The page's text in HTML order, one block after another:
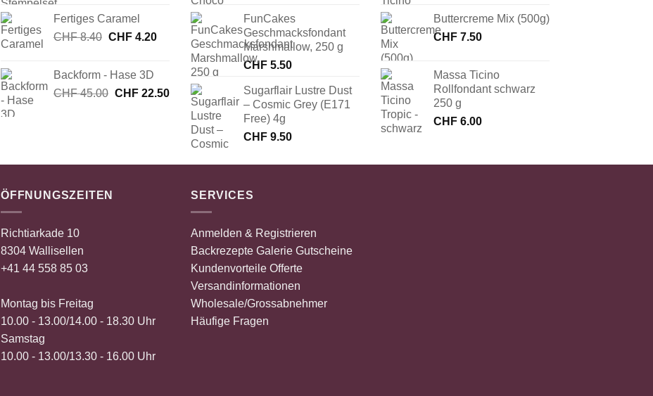
war:
CHF 24.00
Preis
CHF 12.00.
Fertiges Caramel
CHF8.40 Ursprünglicher
CHF 8.40
CHF4.20Aktueller
Backform - Hase 3D
CHF45.00 Ursprünglicher
CHF22.50Aktueller
Preis
CHF 22.50.
FunCakes
Geschmacksfondant
Marshmallow, 250 g
CHF 5.50
Sugarflair Lustre Dust
– Cosmic Grey (E171
Free) 4g
CHF 9.50
Buttercreme Mix (500g)
CHF 7.50
Massa Ticino
Rollfondant schwarz
250 g
CHF 6.00
ÖFFNUNGSZEITEN
Richtiarkade 10
8304 Wallisellen
+41 44 558 85 03
Montag bis Freitag
10.00 - 13.00/14.00 - 18.30 Uhr
Samstag
10.00 - 13.00/13.30 - 16.00 Uhr
SERVICES
Anmelden & Registrieren
Backrezepte Galerie Gutscheine
Kundenvorteile Offerte
Versandinformationen
Wholesale/Grossabnehmer
Häufige Fragen